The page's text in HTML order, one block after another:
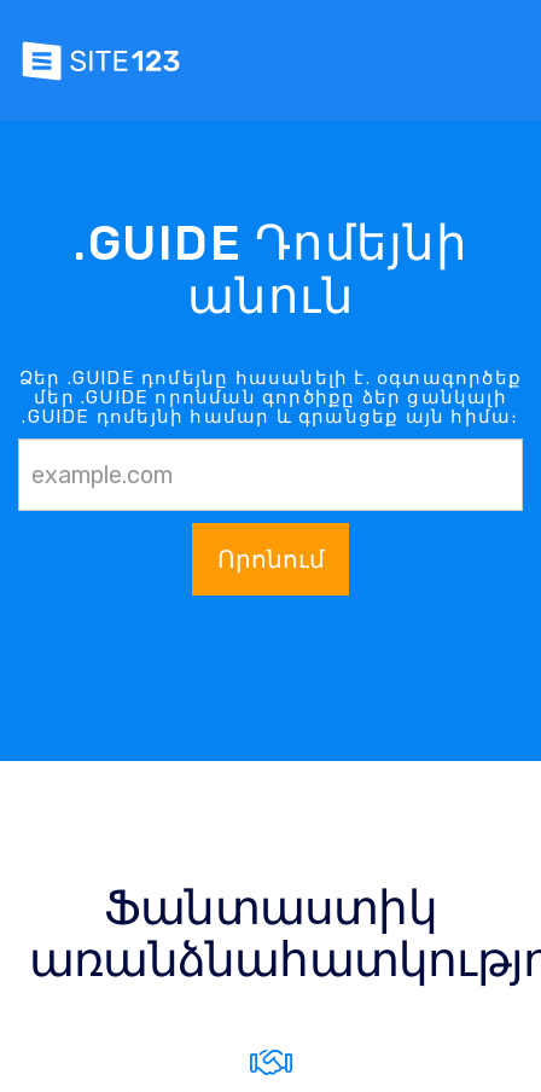
.GUIDE Դոմեյնի
անուն
Ձեր .GUIDE դոմեյնը հասանելի է. օգտագործեք
մեր .GUIDE որոնման գործիքը ձեր ցանկալի
.GUIDE դոմեյնի համար և գրանցեք այն հիմա։
Որոնում
Ֆանտաստիկ